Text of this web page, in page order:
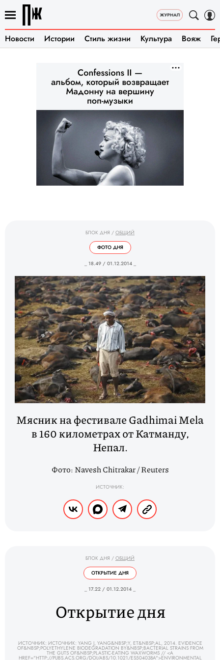
Новости Истории Стиль жизни Культура Вояж
БЛОК ДНЯ / ОБЩИЙ
ФОТО ДНЯ
_ 18.49 / 01.12.2014 _
Мясник на фестивале Gadhimai Mela
в 160 километрах от Катманду,
Непал.
Фото: Navesh Chitrakar / Reuters
ИСТОЧНИК:
БЛОК ДНЯ / ОБЩИЙ
ОТКРЫТИЕ ДНЯ
_ 17.22 / 01.12.2014 _
Открытие дня
ИСТОЧНИК: ИСТОЧНИК: YANG J, YANG&NBSP;Y, ET&NBSP;AL, 2014. EVIDENCE
OF&NBSP;POLYETHYLENE BIODEGRADATION BY&NBSP;BACTERIAL STRAINS FROM
THE GUTS OF&NBSP;PLASTIC-EATING WAXWORMS // <A
HREF="HTTP://PUBS.ACS.ORG/DOI/ABS/10.1021/ES504038A">ENVIRONMENTAL